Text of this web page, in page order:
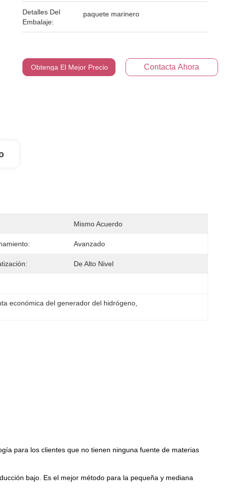
Detalles Del
Embalaje:
paquete marinero
Obtenga El Mejor Precio Contacta Ahora
Mismo Acuerdo
Avanzado
De Alto Nivel
económica del generador del hidrógeno
para los clientes que no tienen ninguna fuente de materias
bajo. Es el mejor método para la pequeña y mediana